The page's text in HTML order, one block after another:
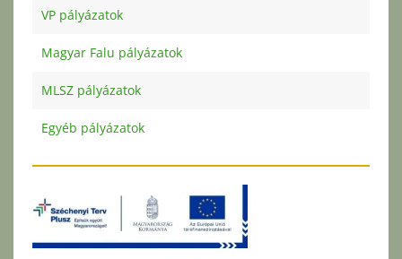
VP pályázatok
Magyar Falu pályázatok
MLSZ pályázatok
Egyéb pályázatok